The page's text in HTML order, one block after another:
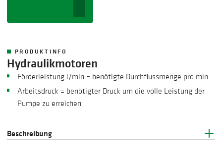
PRODUKTINFO
Hydraulikmotoren
Förderleistung l/min = benötigte Durchflussmenge pro min
Arbeitsdruck = benötigter Druck um die volle Leistung der
Pumpe zu erreichen
Beschreibung